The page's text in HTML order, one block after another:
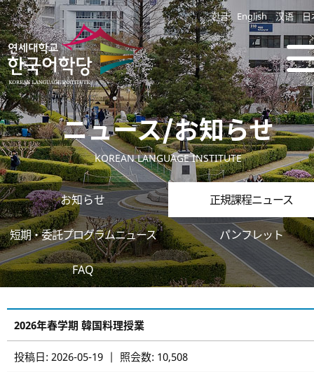
한글 English 汉语 日
ニュース/お知らせ
KOREAN LANGUAGE INSTITUTE
お知らせ 正規課程ニュース
短期・委託プログラムニュース パンフレット
FAQ
2026年春学期 韓国料理授業
投稿日: 2026-05-19 | 照会数: 10,508